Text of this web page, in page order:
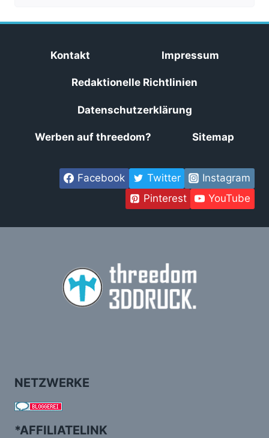
Kontakt Impressum
Redaktionelle Richtlinien
Datenschutzerklärung
Werben auf threedom? Sitemap
Facebook Twitter
Instagram
Pinterest
YouTube
NETZWERKE
*AFFILIATELINK